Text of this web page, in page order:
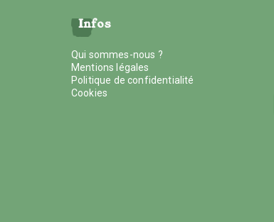
Infos
Qui sommes-nous ?
Mentions légales
Politique de confidentialité
Cookies